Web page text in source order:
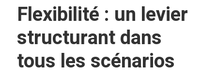
Flexibilité : un levier
structurant dans
tous les scénarios